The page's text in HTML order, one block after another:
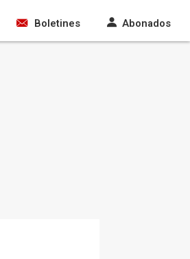
Boletines Abonados